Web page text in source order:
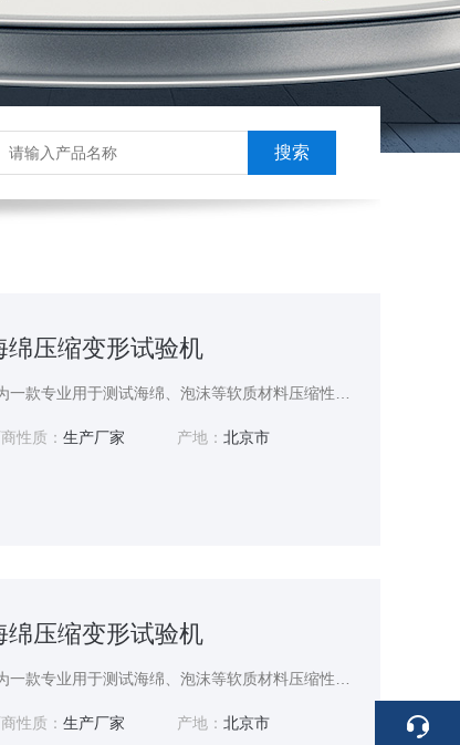
压缩变形试验机
性质： 生产厂家 产地：北京市
压缩变形试验机
性质： 生产厂家 产地：北京市